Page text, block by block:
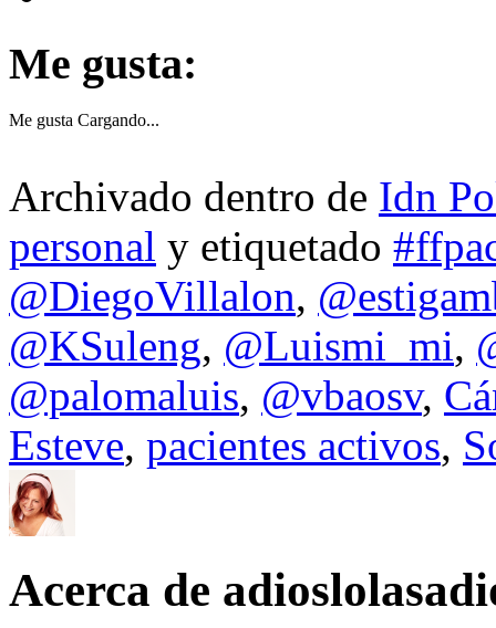
Me gusta:
Me gusta Cargando...
Archivado dentro de Idn
personal y etiquetado
@DiegoVillalon,
@KSuleng, @Luismi_mi,
@palomaluis, @vbaosv,
Esteve, pacientes activos,
Acerca de